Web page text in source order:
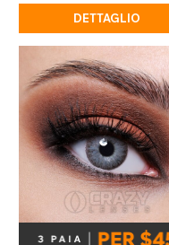
DETTAGLIO